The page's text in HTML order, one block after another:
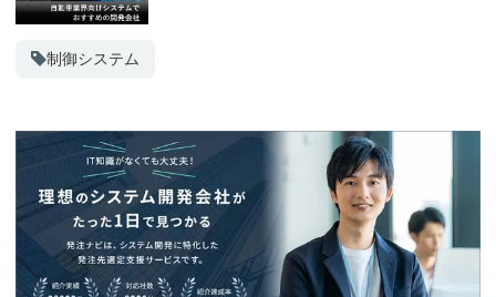
制御システム